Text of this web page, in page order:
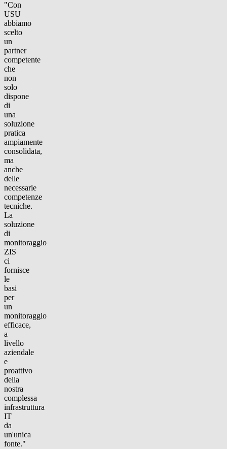
"Con
USU
abbiamo
scelto
un
partner
competente
che
non
solo
dispone
di
una
soluzione
pratica
ampiamente
consolidata,
ma
anche
delle
necessarie
competenze
tecniche.
La
soluzione
di
monitoraggio
ZIS
ci
fornisce
le
basi
per
un
monitoraggio
efficace,
a
livello
aziendale
e
proattivo
della
nostra
complessa
infrastruttura
IT
da
un'unica
fonte."